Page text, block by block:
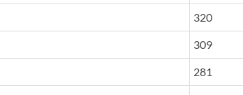
320
309
281